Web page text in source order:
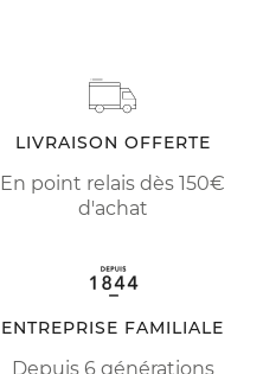
LIVRAISON OFFERTE
En point relais dès 150€
d'achat
ENTREPRISE FAMILIALE
Depuis 6 générations